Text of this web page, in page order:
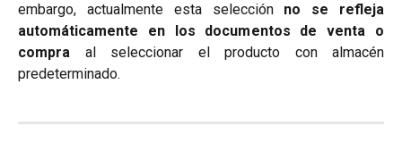
embargo, actualmente esta selección no se refleja
automáticamente en los documentos de venta o
compra al seleccionar el producto con almacén
predeterminado.